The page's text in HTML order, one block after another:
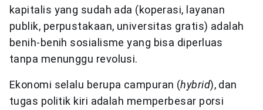
kapitalis yang sudah ada (koperasi, layanan
publik, perpustakaan, universitas gratis) adalah
benih-benih sosialisme yang bisa diperluas
tanpa menunggu revolusi.
Ekonomi selalu berupa campuran (hybrid), dan
tugas politik kiri adalah memperbesar porsi